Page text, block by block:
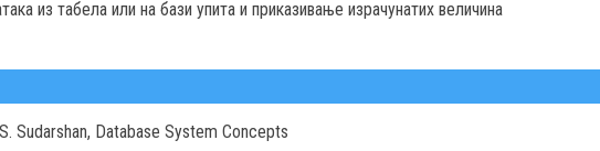
из табела или на бази упита и приказивање израчунатих величина
Sudarshan, Database System Concepts